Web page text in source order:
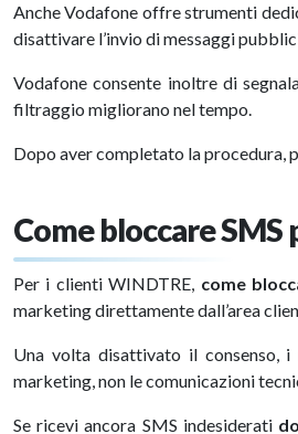
Anche Vodafone offre strumenti
disattivare l’invio di messaggi
Vodafone consente inoltre di
filtraggio migliorano nel tempo.
Dopo aver completato la procedura,
Come bloccare
Per i clienti WINDTRE, come
marketing direttamente dall’area
Una volta disattivato il consenso,
marketing, non le comunicazioni
Se ricevi ancora SMS indesiderati